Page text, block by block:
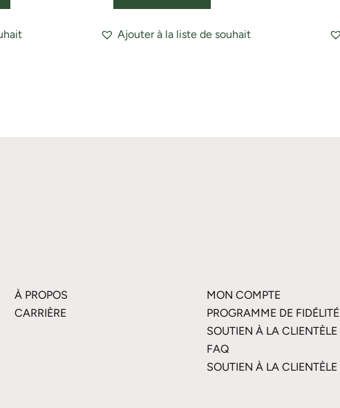
Ajouter à la liste de souhait
À PROPOS
CARRIÈRE
MON COMPTE
PROGRAMME DE FIDÉLITÉ
SOUTIEN À LA CLIENTÈLE
FAQ
SOUTIEN À LA CLIENTÈLE